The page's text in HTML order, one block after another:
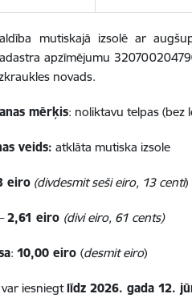
mutiskajā izsolē ar
apzīmējumu
novads.
mērķis: noliktavu telpas (bez
veids: atklāta mutiska izsole
eiro (divdesmit seši eiro, 13 centi)
2,61 eiro (divi eiro, 61 cents)
:10,00 eiro(desmit eiro)
var iesniegtlīdz 2026. gada 12.